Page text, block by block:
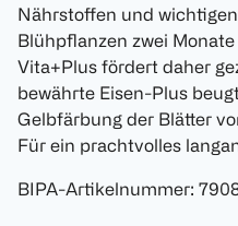
Nährstoffen und
Blühpflanzen zwei
Vita+Plus fördert daher
bewährte Eisen-Plus
Gelbfärbung der Blätter
Für ein prachtvolles
BIPA-Artikelnummer: